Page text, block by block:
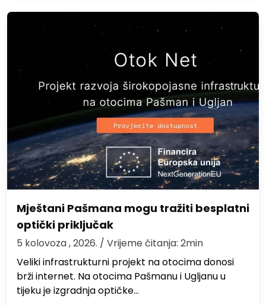
Mještani Pašmana mogu tražiti besplatni
optički priključak
5 kolovoza , 2026. / Vrijeme čitanja: 2min
Veliki infrastrukturni projekt na otocima donosi
brži internet. Na otocima Pašmanu i Ugljanu u
tijeku je izgradnja optičke…